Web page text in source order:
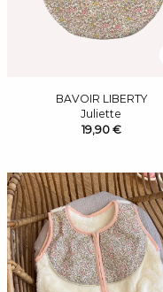
BAVOIR LIBERTY
Juliette
19,90 €